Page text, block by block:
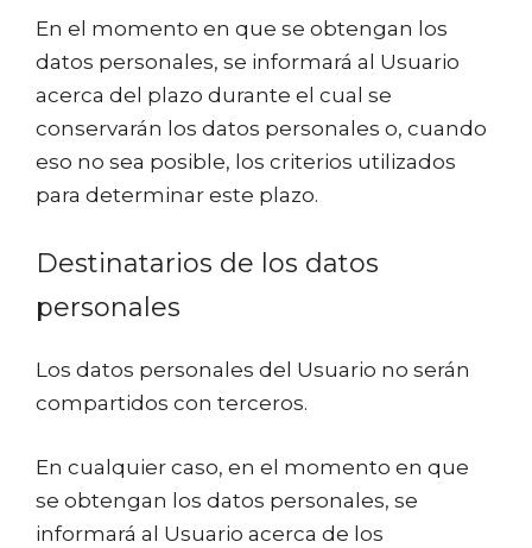
En el momento en que se obtengan los
datos personales, se informará al Usuario
acerca del plazo durante el cual se
conservarán los datos personales o, cuando
eso no sea posible, los criterios utilizados
para determinar este plazo.
Destinatarios de los datos
personales
Los datos personales del Usuario no serán
compartidos con terceros.
En cualquier caso, en el momento en que
se obtengan los datos personales, se
informará al Usuario acerca de los